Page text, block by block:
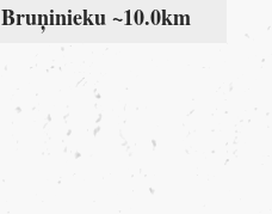
Bruņinieku ~10.0km